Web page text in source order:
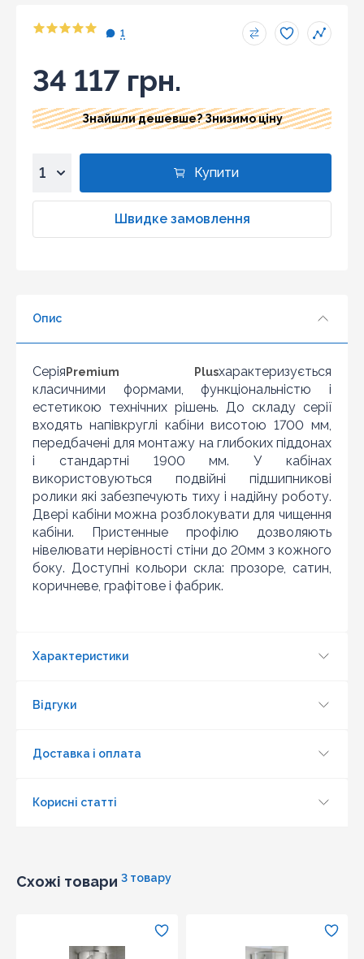
1
34 117 грн.
Знайшли дешевше? Знизимо ціну
3
7
8
9
10
Купити
Швидке замовлення
Опис
Серія Premium Plusхарактеризується
класичними формами, функціональністю і
естетикою технічних рішень. До складу серії
входять напівкруглі кабіни висотою 1700 мм,
передбачені для монтажу на глибоких піддонах
і стандартні 1900 мм. У кабінах
використовуються подвійні підшипникові
ролики які забезпечують тиху і надійну роботу.
Двері кабіни можна розблокувати для чищення
кабіни. Пристенные профілю дозволяють
нівелювати нерівності стіни до 20мм з кожного
боку. Доступні кольори скла: прозоре, сатин,
коричневе, графітове і фабрик.
Характеристики
Відгуки
Доставка і оплата
Корисні статті
Схожі товари 3 товару
Знайшли дешевше?
Шановні клієнти нашого магазину! Якщо ви блукаючи
по інтернету знайшли ціну потрібного Вам товару
дешевше ніж у нас ... дайте нам знати, і ми будемо
раді запропонувати вигіднішу для Вас ціну (за умови,
що товар даної моделі повинен бути у конкурента в
наявності і ціна на даний товар в іншому інтернет-
магазині актуальна і діюча)